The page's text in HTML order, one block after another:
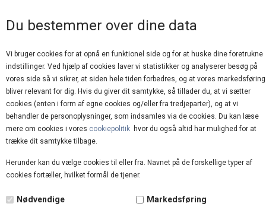
Du bestemmer over dine data
Vi bruger cookies for at opnå en funktionel side og for at huske dine foretrukne
indstillinger. Ved hjælp af cookies laver vi statistikker og analyserer besøg på
vores side så vi sikrer, at siden hele tiden forbedres, og at vores markedsføring
bliver relevant for dig. Hvis du giver dit samtykke, så tillader du, at vi sætter
cookies (enten i form af egne cookies og/eller fra tredjeparter), og at vi
behandler de personoplysninger, som indsamles via de cookies. Du kan læse
mere om cookies i vores cookiepolitik hvor du også altid har mulighed for at
trække dit samtykke tilbage.
Herunder kan du vælge cookies til eller fra. Navnet på de forskellige typer af
cookies fortæller, hvilket formål de tjener.
Nødvendige
Markedsføring
Forside» Brands»Vissevasse